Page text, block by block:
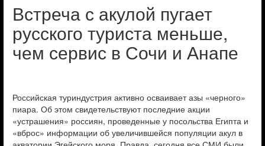
Встреча с акулой пугает
русского туриста меньше,
чем сервис в Сочи и Анапе
Российская туриндустрия активно осваивает азы «черного»
пиара. Об этом свидетельствуют последние акции
«устрашения» россиян, проведенные у посольства Египта и
«вброс» информации об увеличившейся популяции акул в